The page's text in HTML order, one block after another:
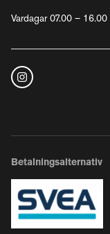
Vardagar 07.00 – 16.00
Betalningsalternativ